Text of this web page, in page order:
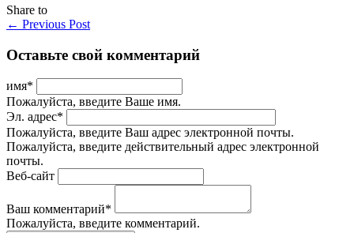
Share to
← Previous Post
Оставьте свой комментарий
имя*
Пожалуйста, введите Ваше имя.
Эл. адрес*
Пожалуйста, введите Ваш адрес электронной почты.
Пожалуйста, введите действительный адрес электронной
почты.
Веб-сайт
Ваш комментарий*
Пожалуйста, введите комментарий.